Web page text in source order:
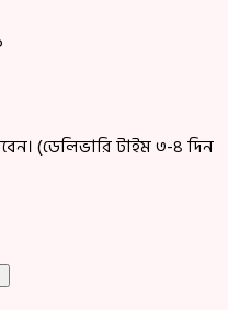
(ডেলিভারি টাইম ৩-৪ দিন